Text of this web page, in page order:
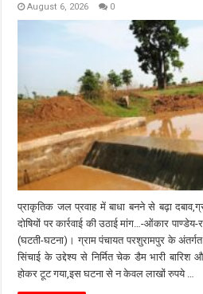
August 6, 2026 0
प्राकृतिक जल प्रवाह में बाधा बनने से बढ़ा
दोषियों पर कार्रवाई की उठाई मांग…-ओंकार
(घटती-घटना)। ग्राम पंचायत परशुरामपुर के
सिंचाई के उद्देश्य से निर्मित चेक डैम भारी बारिश
होकर टूट गया,इस घटना से न केवल लाखों रुपये …